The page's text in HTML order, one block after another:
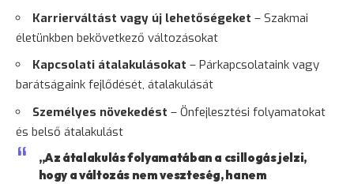
Karrierváltást vagy új lehetőségeket – Szakmai
életünkben bekövetkező változásokat
Kapcsolati átalakulásokat – Párkapcsolataink vagy
barátságaink fejlődését, átalakulását
Személyes növekedést – Önfejlesztési folyamatokat
és belső átalakulást
„Az átalakulás folyamatában a csillogás jelzi,
hogy a változás nem veszteség, hanem